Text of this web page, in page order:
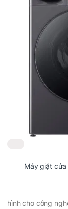
Máy giặt cửa
hình cho công